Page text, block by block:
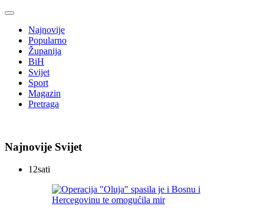
Najnovije
Popularno
Županija
BiH
Svijet
Sport
Magazin
Pretraga
Najnovije Svijet
12sati